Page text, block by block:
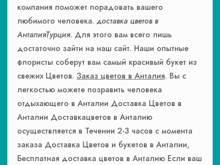
компания поможет порадовать вашего
любимого человека. доставка цветов в
АнталияТурция. Для этого вам всего лишь
достаточно зайти на наш сайт. Наши опытные
флористы соберут вам самый красивый букет из
свежих Цветов. Заказ цветов в Анталия. Вы с
легкостью можете позравить человека
отдыхающего в Анталии Доставка Цветов в
Анталии Доставкацветов в Анталию
осуществляется в Течении 2-3 часов с момента
заказа Доставка Цветов и букетов в Анталии,
Бесплатная доставка цветов в Анталию Если ваш